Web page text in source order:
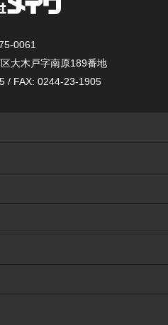
0061
大木戸字南原189番地
/ FAX: 0244-23-1905